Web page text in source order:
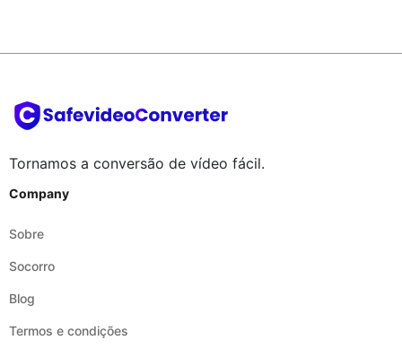
Tornamos a conversão de vídeo fácil.
Company
Sobre
Socorro
Blog
Termos e condições